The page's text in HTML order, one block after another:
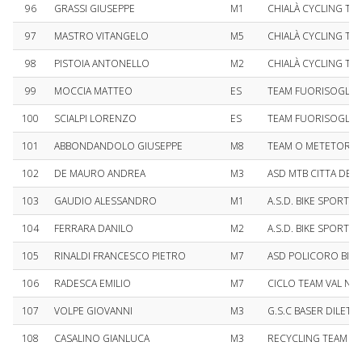
96
GRASSI GIUSEPPE M1
CHIALÀ CYCLING
97
MASTRO VITANGELO M5
CHIALÀ CYCLING
98
PISTOIA ANTONELLO M2
CHIALÀ CYCLING
99
MOCCIA MATTEO ES
TEAM FUORISOGLIA
100
SCIALPI LORENZO ES
TEAM FUORISOGLIA
101
ABBONDANDOLO GIUSEPPE M8
TEAM O METETORE
102
DE MAURO ANDREA M3
ASD MTB CITTA
103
GAUDIO ALESSANDRO M1
A.S.D. BIKE SPORT
104
FERRARA DANILO M2
A.S.D. BIKE SPORT
105
RINALDI FRANCESCO PIETRO M7
ASD POLICORO
106
RADESCA EMILIO M7
CICLO TEAM VAL
107
VOLPE GIOVANNI M3
G.S.C BASER
108
CASALINO GIANLUCA M3
RECYCLING TEAM